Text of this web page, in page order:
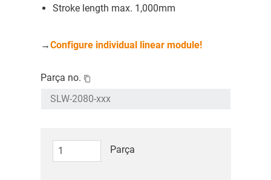
Stroke length max. 1,000mm
→Configure individual linear module!
Parça no.
Parça